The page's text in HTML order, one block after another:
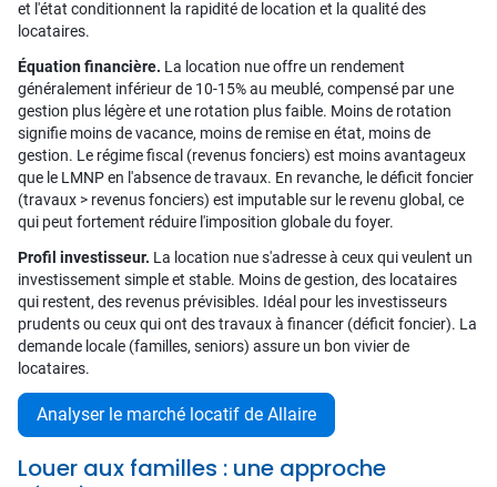
et l'état conditionnent la rapidité de location et la qualité des
locataires.
Équation financière. La location nue offre un rendement
généralement inférieur de 10-15% au meublé, compensé par une
gestion plus légère et une rotation plus faible. Moins de rotation
signifie moins de vacance, moins de remise en état, moins de
gestion. Le régime fiscal (revenus fonciers) est moins avantageux
que le LMNP en l'absence de travaux. En revanche, le déficit foncier
(travaux > revenus fonciers) est imputable sur le revenu global, ce
qui peut fortement réduire l'imposition globale du foyer.
Profil investisseur. La location nue s'adresse à ceux qui veulent un
investissement simple et stable. Moins de gestion, des locataires
qui restent, des revenus prévisibles. Idéal pour les investisseurs
prudents ou ceux qui ont des travaux à financer (déficit foncier). La
demande locale (familles, seniors) assure un bon vivier de
locataires.
Analyser le marché locatif de Allaire
Louer aux familles : une approche